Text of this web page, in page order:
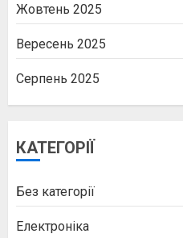
Жовтень 2025
Вересень 2025
Серпень 2025
КАТЕГОРІЇ
Без категорії
Електроніка